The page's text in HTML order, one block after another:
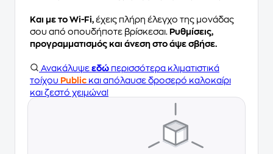
Και με το Wi-Fi, έχεις πλήρη έλεγχο της μονάδας
σου από οπουδήποτε βρίσκεσαι. Ρυθμίσεις,
προγραμματισμός και άνεση στο άψε σβήσε.
Ανακάλυψε εδώ περισσότερα κλιματιστικά
τοίχου Public και απόλαυσε δροσερό καλοκαίρι
και ζεστό χειμώνα!